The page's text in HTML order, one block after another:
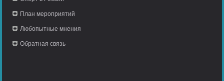
План мероприятий
Любопытные мнения
Обратная связь